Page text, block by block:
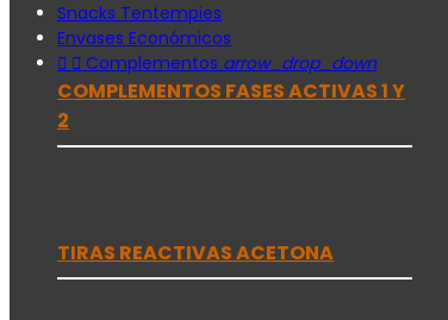
Snacks Tentempies
Envases Económicos
  Complementos arrow_drop_down
COMPLEMENTOS FASES ACTIVAS 1 Y
2
TIRAS REACTIVAS ACETONA